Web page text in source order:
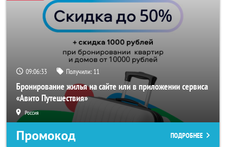
09:06:32 Получили: 11
Бронирование жилья на сайте или в приложении сервиса
«Авито Путешествия»
Россия
Промокод ПОДРОБНЕЕ